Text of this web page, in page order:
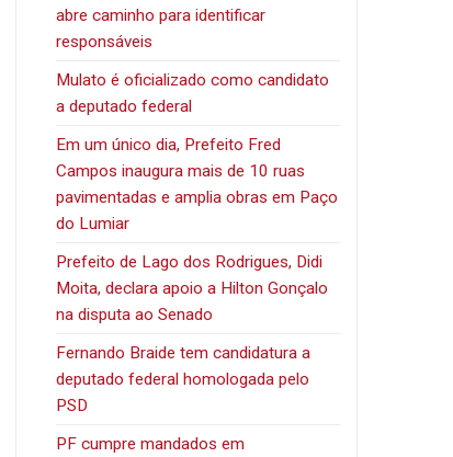
abre caminho para identificar
responsáveis
Mulato é oficializado como candidato
a deputado federal
Em um único dia, Prefeito Fred
Campos inaugura mais de 10 ruas
pavimentadas e amplia obras em Paço
do Lumiar
Prefeito de Lago dos Rodrigues, Didi
Moita, declara apoio a Hilton Gonçalo
na disputa ao Senado
Fernando Braide tem candidatura a
deputado federal homologada pelo
PSD
PF cumpre mandados em